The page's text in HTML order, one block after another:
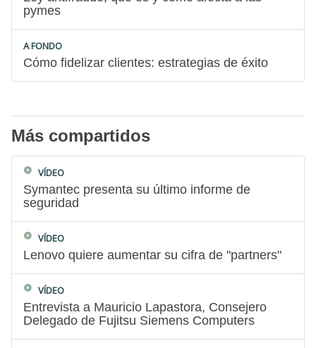
pymes
A FONDO
Cómo fidelizar clientes: estrategias de éxito
Más compartidos
VÍDEO
Symantec presenta su último informe de
seguridad
VÍDEO
Lenovo quiere aumentar su cifra de "partners"
VÍDEO
Entrevista a Mauricio Lapastora, Consejero
Delegado de Fujitsu Siemens Computers